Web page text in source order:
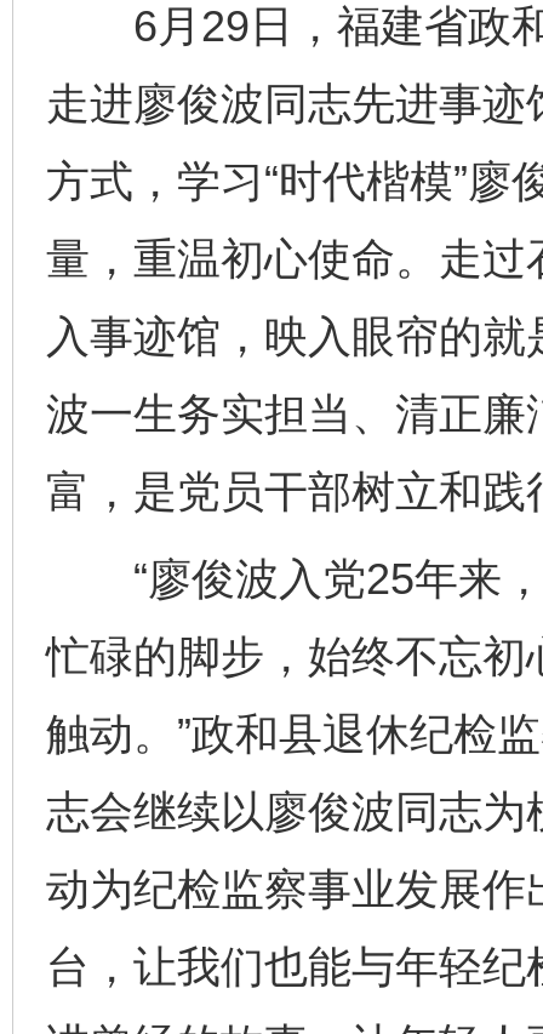
6月29日，福建省政和
走进廖俊波同志先进事
方式，学习“时代楷模”
量，重温初心使命。走
入事迹馆，映入眼帘的
波一生务实担当、清正
富，是党员干部树立和
“廖俊波入党25年来，
忙碌的脚步，始终不忘
触动。”政和县退休纪检
志会继续以廖俊波同志
动为纪检监察事业发展
台，让我们也能与年轻